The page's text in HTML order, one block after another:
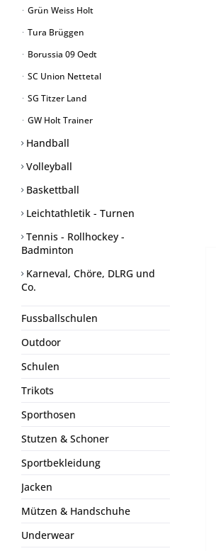
Grün Weiss Holt
Tura Brüggen
Borussia 09 Oedt
SC Union Nettetal
SG Titzer Land
GW Holt Trainer
Handball
Volleyball
Baskettball
Leichtathletik - Turnen
Tennis - Rollhockey -
Badminton
Karneval, Chöre, DLRG und
Co.
Fussballschulen
Outdoor
Schulen
Trikots
Sporthosen
Stutzen & Schoner
Sportbekleidung
Jacken
Mützen & Handschuhe
Underwear